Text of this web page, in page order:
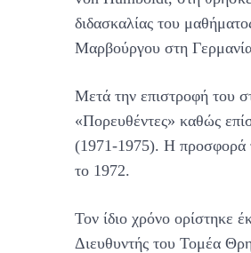
διδασκαλίας του
Μαρβούργου στη
Μετά την επιστροφή του
«Πορευθέντες» καθώς
(1971-1975). Η προσφορά
το 1972.
Τον ίδιο χρόνο ορίστηκε
Διευθυντής του Τομέα